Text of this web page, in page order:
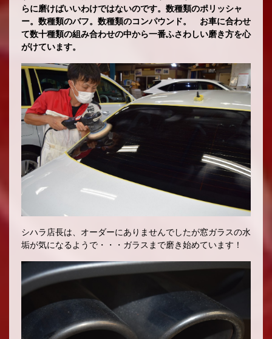
らに磨けばいいわけではないのです。数種類のポリッシャ
ー。数種類のバフ。数種類のコンパウンド。 お車に合わせ
て数十種類の組み合わせの中から一番ふさわしい磨き方を心
がけています。
シハラ店長は、オーダーにありませんでしたが窓ガラスの水
垢が気になるようで・・・ガラスまで磨き始めています！